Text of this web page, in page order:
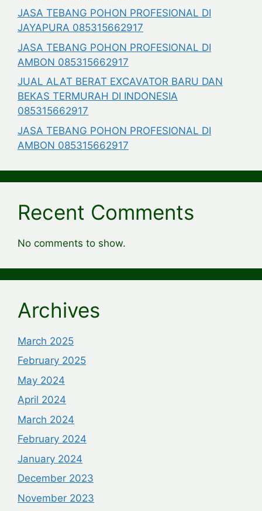
JASA TEBANG POHON PROFESIONAL DI
JAYAPURA 085315662917
JASA TEBANG POHON PROFESIONAL DI
AMBON 085315662917
JUAL ALAT BERAT EXCAVATOR BARU DAN
BEKAS TERMURAH DI INDONESIA
085315662917
JASA TEBANG POHON PROFESIONAL DI
AMBON 085315662917
Recent Comments
No comments to show.
Archives
March 2025
February 2025
May 2024
April 2024
March 2024
February 2024
January 2024
December 2023
November 2023